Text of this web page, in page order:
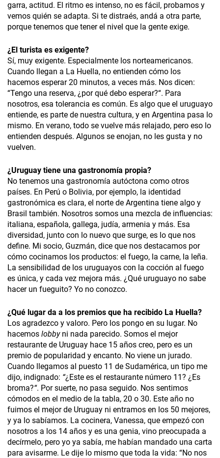
garra, actitud. El ritmo es intenso, no es fácil, probamos y
vemos quién se adapta. Si te distraés, andá a otra parte,
porque tenemos que tener el nivel que la gente exige.
¿El turista es exigente?
Sí, muy exigente. Especialmente los norteamericanos.
Cuando llegan a La Huella, no entienden cómo los
hacemos esperar 20 minutos, a veces más. Nos dicen:
“Tengo una reserva, ¿por qué debo esperar?“. Para
nosotros, esa tolerancia es común. Es algo que el uruguayo
entiende, es parte de nuestra cultura, y en Argentina pasa lo
mismo. En verano, todo se vuelve más relajado, pero eso lo
entienden después. Algunos se enojan, no les gusta y no
vuelven.
¿Uruguay tiene una gastronomía propia?
No tenemos una gastronomía autóctona como otros
países. En Perú o Bolivia, por ejemplo, la identidad
gastronómica es clara, el norte de Argentina tiene algo y
Brasil también. Nosotros somos una mezcla de influencias:
italiana, española, gallega, judía, armenia y más. Esa
diversidad, junto con lo nuevo que surge, es lo que nos
define. Mi socio, Guzmán, dice que nos destacamos por
cómo cocinamos los productos: el fuego, la carne, la leña.
La sensibilidad de los uruguayos con la cocción al fuego
es única, y cada vez mejora más. ¿Qué uruguayo no sabe
hacer un fueguito? Yo no conozco.
¿Qué lugar da a los premios que ha recibido La Huella?
Los agradezco y valoro. Pero los pongo en su lugar. No
hacemos lobbyni nada parecido. Somos el mejor
restaurante de Uruguay hace 15 años creo, pero es un
premio de popularidad y encanto. No viene un jurado.
Cuando llegamos al puesto 11 de Sudamérica, un tipo me
dijo, indignado: “¿Este es el restaurante número 11? ¿Es
broma?“. Por suerte, no pasa seguido. Nos sentimos
cómodos en el medio de la tabla, 20 o 30. Este año no
fuimos el mejor de Uruguay ni entramos en los 50 mejores,
y ya lo sabíamos. La cocinera, Vanessa, que empezó con
nosotros a los 14 años y es una genia, vino preocupada a
decírmelo, pero yo ya sabía, me habían mandado una carta
para avisarme. Le dije lo mismo que toda la vida: “No nos